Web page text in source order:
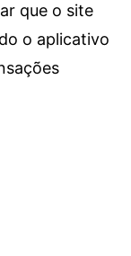
que o site
o aplicativo